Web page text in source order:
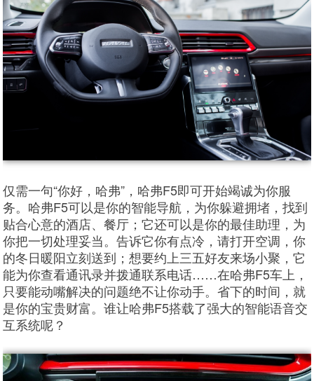
仅需一句“你好，哈弗”，哈弗F5即可开始竭诚为你服
务。哈弗F5可以是你的智能导航，为你躲避拥堵，找到
贴合心意的酒店、餐厅；它还可以是你的最佳助理，为
你把一切处理妥当。告诉它你有点冷，请打开空调，你
的冬日暖阳立刻送到；想要约上三五好友来场小聚，它
能为你查看通讯录并拨通联系电话……在哈弗F5车上，
只要能动嘴解决的问题绝不让你动手。省下的时间，就
是你的宝贵财富。谁让哈弗F5搭载了强大的智能语音交
互系统呢？